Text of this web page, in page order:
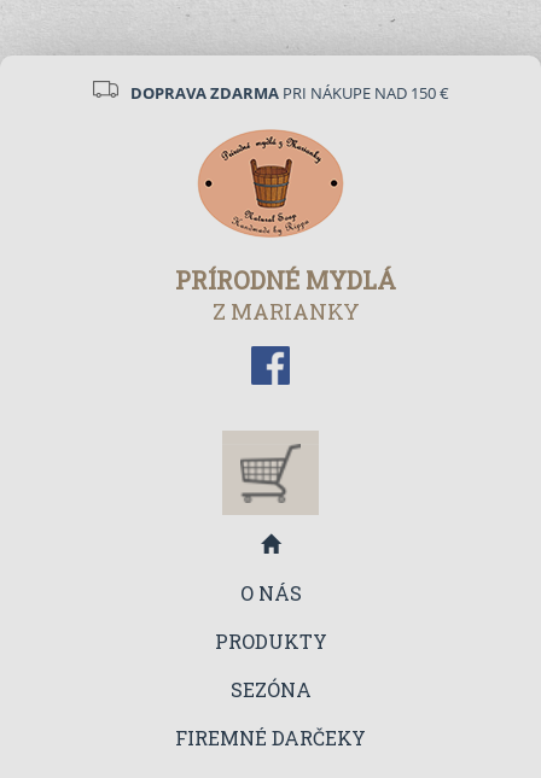
DOPRAVA ZDARMAPRI NÁKUPE NAD 150 €
PRÍRODNÉ MYDLÁ
Z MARIANKY
O NÁS
PRODUKTY
SEZÓNA
FIREMNÉ DARČEKY